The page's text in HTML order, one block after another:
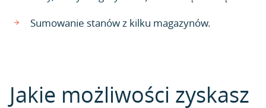
Sumowanie stanów z kilku magazynów.
Jakie możliwości zyskasz